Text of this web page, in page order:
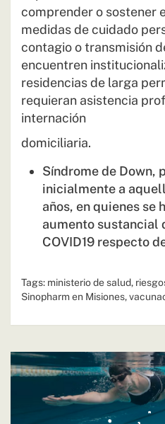
comprender o sostener
medidas de cuidado
contagio o transmisión
encuentren
residencias de larga
requieran asistencia
internación
domiciliaria.
Síndrome de Down,
inicialmente a
años, en quienes se
aumento sustancial
COVID19 respecto
Tags: ministerio de salud,
Sinopharm en Misiones,